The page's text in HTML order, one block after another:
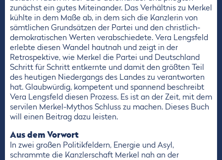
zunächst ein gutes Miteinander. Das Verhältnis zu Merkel
kühlte in dem Maße ab, in dem sich die Kanzlerin von
sämtlichen Grundsätzen der Partei und den christlich-
demokratischen Werten verabschiedete. Vera Lengsfeld
erlebte diesen Wandel hautnah und zeigt in der
Retrospektive, wie Merkel die Partei und Deutschland
Schritt für Schritt entkernte und damit den größten Teil
des heutigen Niedergangs des Landes zu verantworten
hat. Glaubwürdig, kompetent und spannend beschreibt
Vera Lengsfeld diesen Prozess. Es ist an der Zeit, mit dem
servilen Merkel-Mythos Schluss zu machen. Dieses Buch
will einen Beitrag dazu leisten.
Aus dem Vorwort
In zwei großen Politikfeldern, Energie und Asyl,
schrammte die Kanzlerschaft Merkel nah an der